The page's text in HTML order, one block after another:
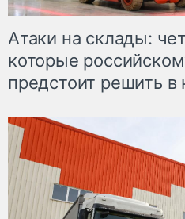
Атаки на склады:
которые
предстоит решить в